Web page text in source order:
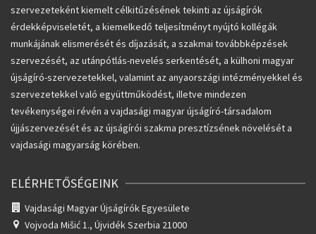
szervezeteként kiemelt célkitűzésének tekinti az újságírók
érdekképviseletét, a kiemelkedő teljesítményt nyújtó kollégák
munkájának elismerését és díjazását, a szakmai továbbképzések
szervezését, az utánpótlás-nevelés serkentését, a külhoni magyar
újságíró-szervezetekkel, valamint az anyaországi intézményekkel és
szervezetekkel való együttműködést, illetve mindezen
tevékenységei révén a vajdasági magyar újságíró-társadalom
újjászervezését és az újságírói szakma presztízsének növelését a
vajdasági magyarság körében.
ELÉRHETŐSÉGEINK
Vajdasági Magyar Újságírók Egyesülete
Vojvoda Mišić 1., Újvidék Szerbia 21000